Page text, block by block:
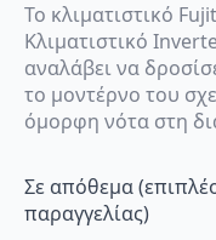
Το κλιματιστικό
Κλιματιστικό
αναλάβει να
το μοντέρνο του
όμορφη νότα στη
Σε απόθεμα
παραγγελίας)